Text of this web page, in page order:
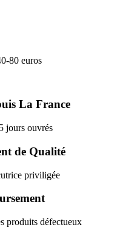
80 euros
La France
jours ouvrés
de Qualité
priviligée
produits défectueux